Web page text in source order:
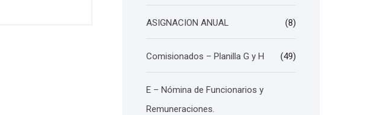
ASIGNACION ANUAL (8)
Comisionados – Planilla G y H (49)
E – Nómina de Funcionarios y
Remuneraciones.